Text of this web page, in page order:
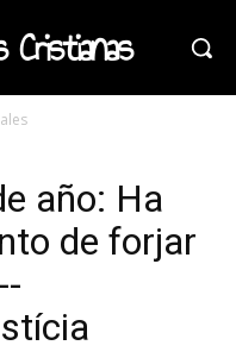
Cristianas
año: Ha
de forjar